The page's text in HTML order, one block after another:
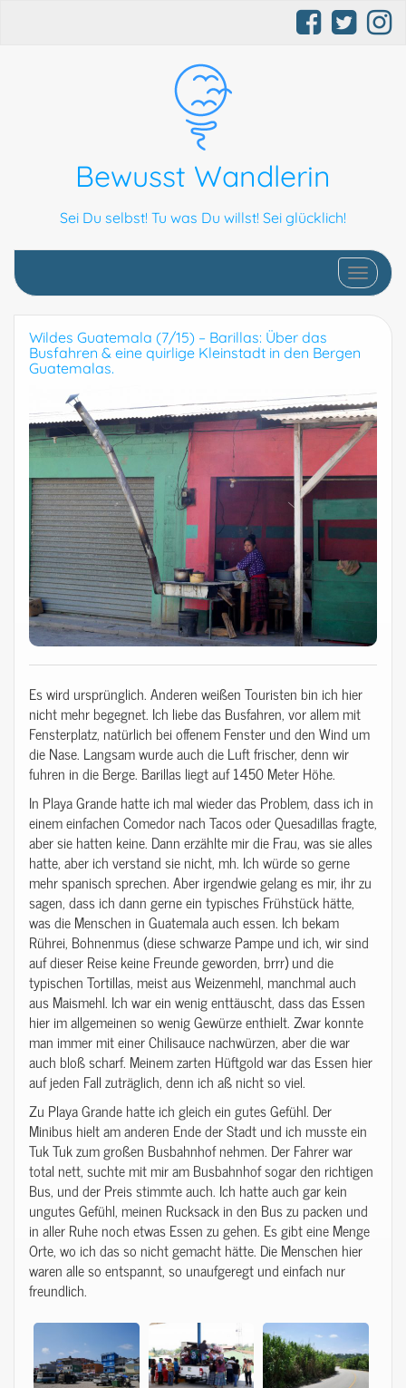
Bewusst Wandlerin
Sei Du selbst! Tu was Du willst! Sei glücklich!
Schalte
Wildes Guatemala (7/15) – Barillas: Über das
Busfahren & eine quirlige Kleinstadt in den Bergen
Guatemalas.
Es wird ursprünglich. Anderen weißen Touristen bin ich hier
nicht mehr begegnet. Ich liebe das Busfahren, vor allem mit
Fensterplatz, natürlich bei offenem Fenster und den Wind um
die Nase. Langsam wurde auch die Luft frischer, denn wir
fuhren in die Berge. Barillas liegt auf 1450 Meter Höhe.
In Playa Grande hatte ich mal wieder das Problem, dass ich in
einem einfachen Comedor nach Tacos oder Quesadillas fragte,
aber sie hatten keine. Dann erzählte mir die Frau, was sie alles
hatte, aber ich verstand sie nicht, mh. Ich würde so gerne
mehr spanisch sprechen. Aber irgendwie gelang es mir, ihr zu
sagen, dass ich dann gerne ein typisches Frühstück hätte,
was die Menschen in Guatemala auch essen. Ich bekam
Rührei, Bohnenmus (diese schwarze Pampe und ich, wir sind
auf dieser Reise keine Freunde geworden, brrr) und die
typischen Tortillas, meist aus Weizenmehl, manchmal auch
aus Maismehl. Ich war ein wenig enttäuscht, dass das Essen
hier im allgemeinen so wenig Gewürze enthielt. Zwar konnte
man immer mit einer Chilisauce nachwürzen, aber die war
auch bloß scharf. Meinem zarten Hüftgold war das Essen hier
auf jeden Fall zuträglich, denn ich aß nicht so viel.
Zu Playa Grande hatte ich gleich ein gutes Gefühl. Der
Minibus hielt am anderen Ende der Stadt und ich musste ein
Tuk Tuk zum großen Busbahnhof nehmen. Der Fahrer war
total nett, suchte mit mir am Busbahnhof sogar den richtigen
Bus, und der Preis stimmte auch. Ich hatte auch gar kein
ungutes Gefühl, meinen Rucksack in den Bus zu packen und
in aller Ruhe noch etwas Essen zu gehen. Es gibt eine Menge
Orte, wo ich das so nicht gemacht hätte. Die Menschen hier
waren alle so entspannt, so unaufgeregt und einfach nur
freundlich.